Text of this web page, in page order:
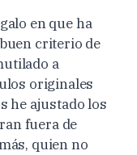
en que ha
criterio de
a
originales
he ajustado los
fuera de
quien no